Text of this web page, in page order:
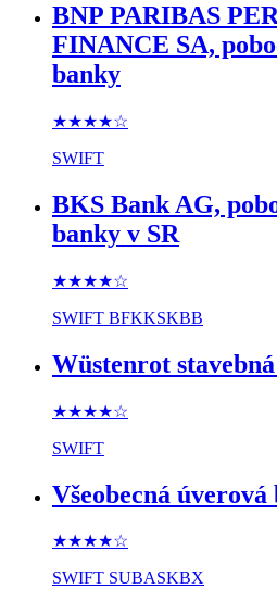
BNP PARIBAS
FINANCE SA,
banky
★★★★☆
SWIFT
BKS Bank AG,
banky v SR
★★★★☆
SWIFT BFKKSKBB
Wüstenrot
★★★★☆
SWIFT
Všeobecná úverová
★★★★☆
SWIFT SUBASKBX